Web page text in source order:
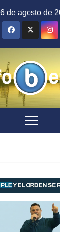
6 de agosto de